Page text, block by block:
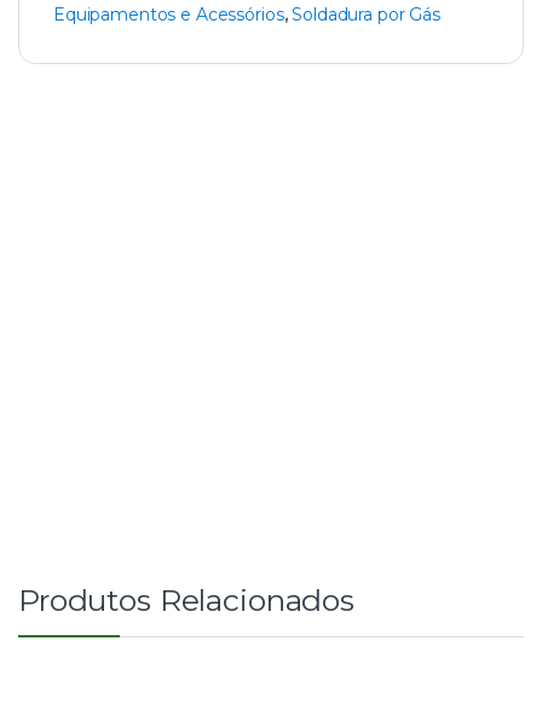
Equipamentos e Acessórios,Soldadura por Gás
Produtos Relacionados